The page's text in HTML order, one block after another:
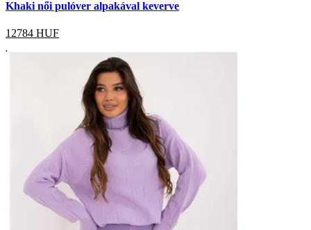
Khaki női pulóver alpakával keverve
12784 HUF